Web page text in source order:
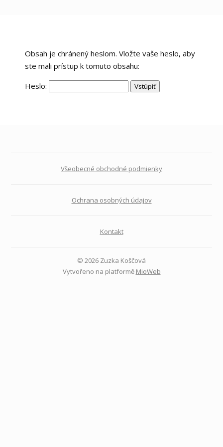
Obsah je chránený heslom. Vložte vaše heslo, aby
ste mali prístup k tomuto obsahu:
Heslo:
Všeobecné obchodné podmienky
Ochrana osobných údajov
Kontakt
© 2026 Zuzka Koščová
Vytvořeno na platformě MioWeb